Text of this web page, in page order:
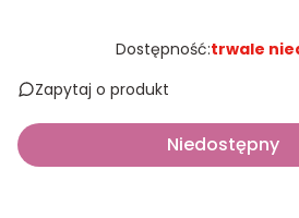
Dostępność:trwale
Zapytaj o produkt
Niedostępny